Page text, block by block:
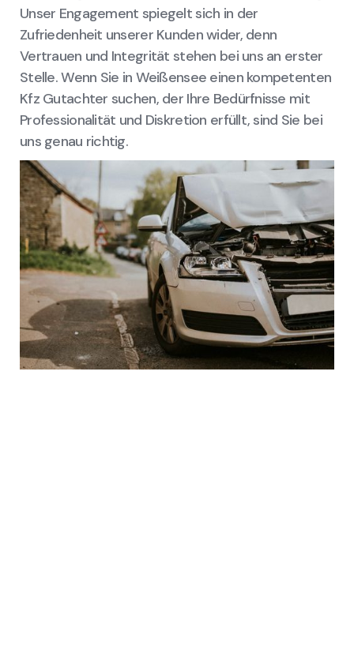
Unser Engagement spiegelt sich in der
Zufriedenheit unserer Kunden wider, denn
Vertrauen und Integrität stehen bei uns an erster
Stelle. Wenn Sie in Weißensee einen kompetenten
Kfz Gutachter suchen, der Ihre Bedürfnisse mit
Professionalität und Diskretion erfüllt, sind Sie bei
uns genau richtig.